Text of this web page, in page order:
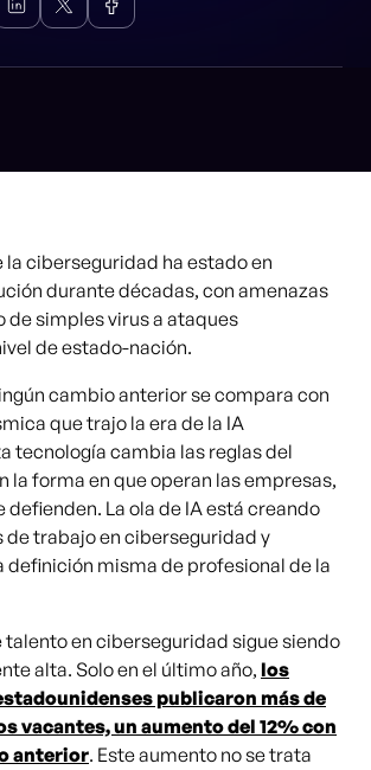
la ciberseguridad ha estado en
durante décadas, con amenazas
de simples virus a ataques
de estado-nación.
cambio anterior se compara con
que trajo la era de la IA
tecnología cambia las reglas del
la forma en que operan las empresas,
defienden. La ola de IA está creando
de trabajo en ciberseguridad y
definición misma de profesional de la
talento en ciberseguridad sigue siendo
alta. Solo en el último año, los
publicaron más de
vacantes, un aumento del 12% con
anterior. Este aumento no se trata